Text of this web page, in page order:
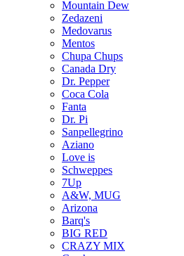
Mountain Dew
Zedazeni
Medovarus
Mentos
Chupa Chups
Canada Dry
Dr. Pepper
Coca Cola
Fanta
Dr. Pi
Sanpellegrino
Aziano
Love is
Schweppes
7Up
A&W, MUG
Arizona
Barq's
BIG RED
CRAZY MIX